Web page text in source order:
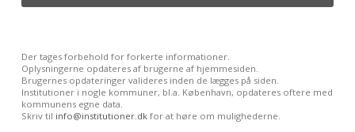
Der tages forbehold for forkerte informationer.
Oplysningerne opdateres af brugerne af hjemmesiden.
Brugernes opdateringer valideres inden de lægges på siden.
Institutioner i nogle kommuner, bl.a. København, opdateres oftere med
kommunens egne data.
Skriv til info@institutioner.dkfor at høre om mulighederne.